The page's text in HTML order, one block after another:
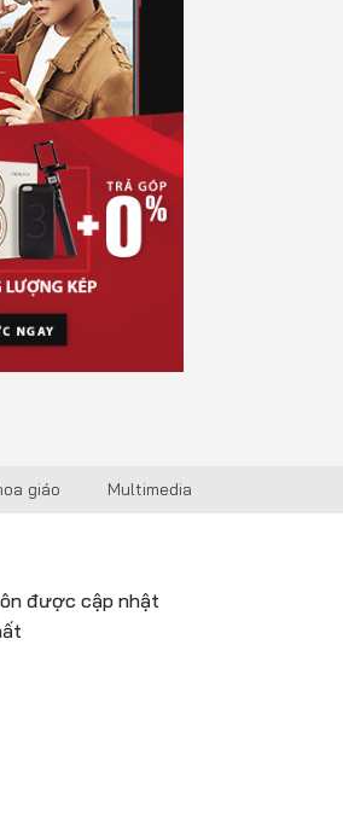
giáo Multimedia
được cập nhật